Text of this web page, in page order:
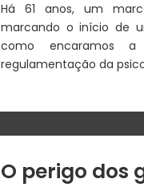
Há 61 anos, um
marcando o início de
como encaramos
regulamentação da
O perigo dos